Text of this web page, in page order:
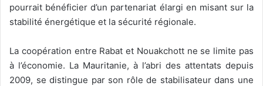
pourrait bénéficier d’un partenariat élargi en misant sur la
stabilité énergétique et la sécurité régionale.
La coopération entre Rabat et Nouakchott ne se limite pas
à l’économie. La Mauritanie, à l’abri des attentats depuis
2009, se distingue par son rôle de stabilisateur dans une